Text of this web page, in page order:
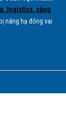
logistics, cảng
bị nâng hạ đóng vai
ổn định, an